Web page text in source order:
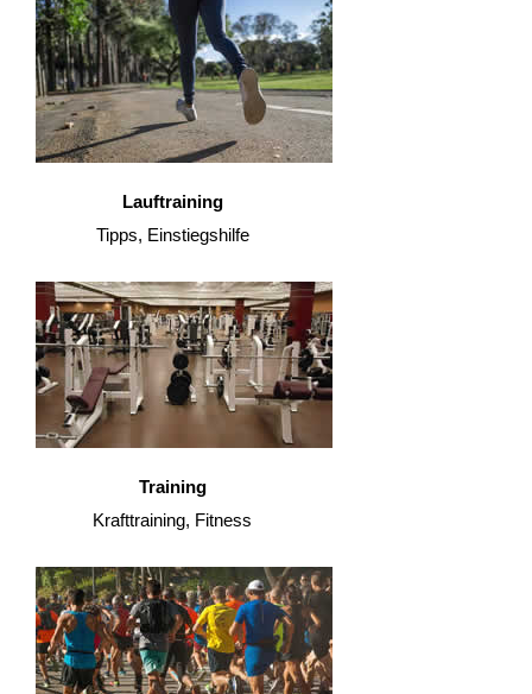
Lauftraining
Tipps, Einstiegshilfe
Training
Krafttraining, Fitness